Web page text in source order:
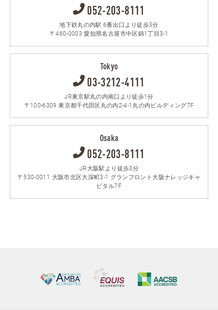
052-203-8111
地下鉄丸の内駅 6番出口より徒歩3分
〒460-0003 愛知県名古屋市中区錦1丁目3-1
Tokyo
03-3212-4111
JR東京駅丸の内南口より徒歩1分
〒100-6309 東京都千代田区丸の内2-4-1丸の内ビルディング7F
Osaka
052-203-8111
JR大阪駅より徒歩3分
〒530-0011 大阪市北区大深町3-1 グランフロント大阪ナレッジキャ
ピタル7F